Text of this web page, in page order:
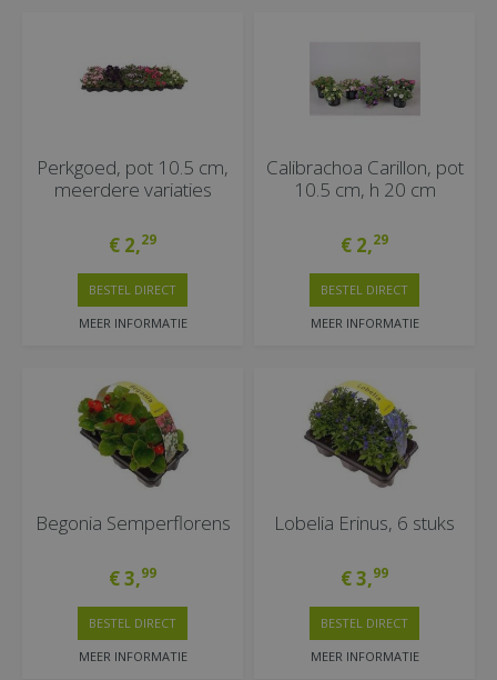
Perkgoed, pot 10.5 cm,
meerdere variaties
€ 2,29
MEER INFORMATIE
BESTEL DIRECT
Calibrachoa Carillon, pot
10.5 cm, h 20 cm
€ 2,29
MEER INFORMATIE
BESTEL DIRECT
Begonia Semperflorens
€3,99
MEER INFORMATIE
BESTEL DIRECT
Lobelia Erinus, 6 stuks
€3,99
MEER INFORMATIE
BESTEL DIRECT